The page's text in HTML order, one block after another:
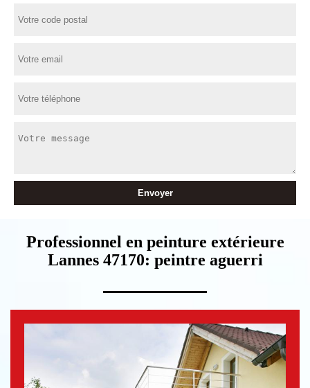
Professionnel en peinture extérieure
Lannes 47170: peintre aguerri